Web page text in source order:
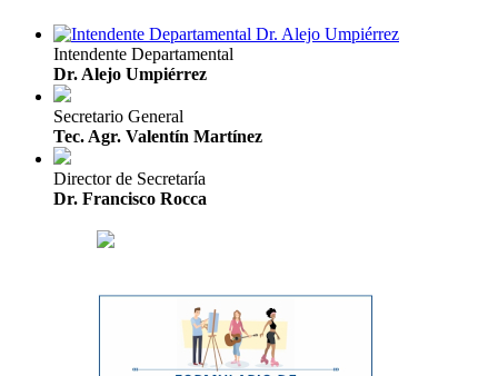
Intendente Departamental
Dr. Alejo Umpiérrez
Secretario General
Tec. Agr. Valentín Martínez
Director de Secretaría
Dr. Francisco Rocca